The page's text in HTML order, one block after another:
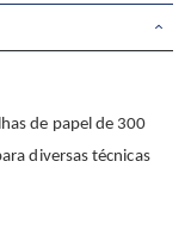
de papel de 300
diversas técnicas